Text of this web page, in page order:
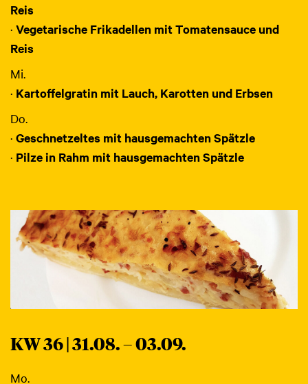
Reis
· Vegetarische Frikadellen mit Tomatensauce und
Reis
Mi.
· Kartoffelgratin mit Lauch, Karotten und Erbsen
Do.
· Geschnetzeltes mit hausgemachten Spätzle
· Pilze in Rahm mit hausgemachten Spätzle
KW 36 | 31.08. – 03.09.
Mo.